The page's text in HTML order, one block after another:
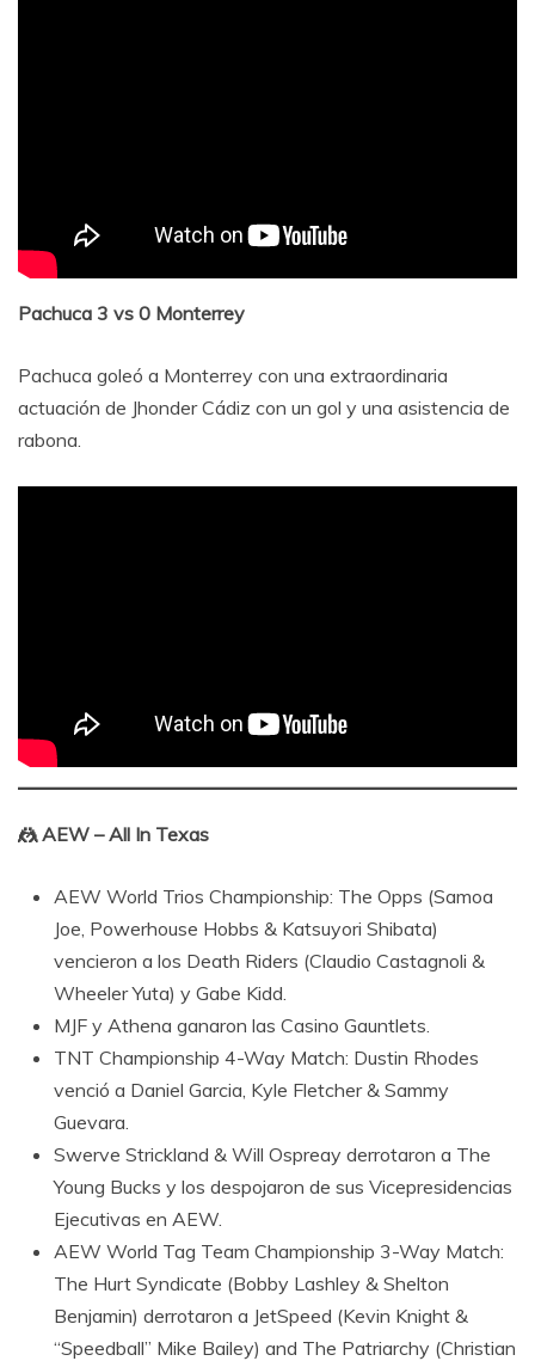
Pachuca 3 vs 0 Monterrey
Pachuca goleó a Monterrey con una extraordinaria
actuación de Jhonder Cádiz con un gol y una asistencia de
rabona.
🤼 AEW – All In Texas
AEW World Trios Championship: The Opps (Samoa
Joe, Powerhouse Hobbs & Katsuyori Shibata)
vencieron a los Death Riders (Claudio Castagnoli &
Wheeler Yuta) y Gabe Kidd.
MJF y Athena ganaron las Casino Gauntlets.
TNT Championship 4-Way Match: Dustin Rhodes
venció a Daniel Garcia, Kyle Fletcher & Sammy
Guevara.
Swerve Strickland & Will Ospreay derrotaron a The
Young Bucks y los despojaron de sus Vicepresidencias
Ejecutivas en AEW.
AEW World Tag Team Championship 3-Way Match:
The Hurt Syndicate (Bobby Lashley & Shelton
Benjamin) derrotaron a JetSpeed (Kevin Knight &
“Speedball” Mike Bailey) and The Patriarchy (Christian